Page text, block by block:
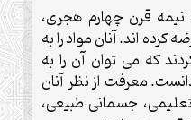
نيمه قرن چهارم هجرى،
اند. آنان مواد را به
كه مى توان آن را به
معرفت از نظر آنان
جسمانى طبيعى،